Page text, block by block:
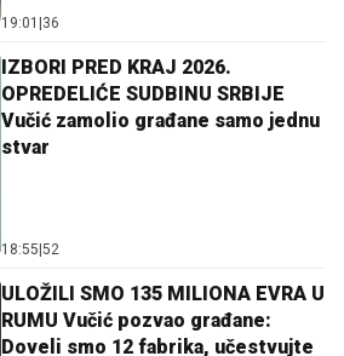
19:01 |36
IZBORI PRED KRAJ 2026.
OPREDELIĆE SUDBINU SRBIJE
Vučić zamolio građane samo jednu
stvar
18:55|52
ULOŽILI SMO 135 MILIONA EVRA U
RUMU Vučić pozvao građane:
Doveli smo 12 fabrika, učestvujte